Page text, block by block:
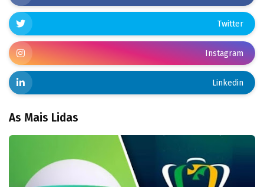
Twitter
Instagram
Linkedin
As Mais Lidas